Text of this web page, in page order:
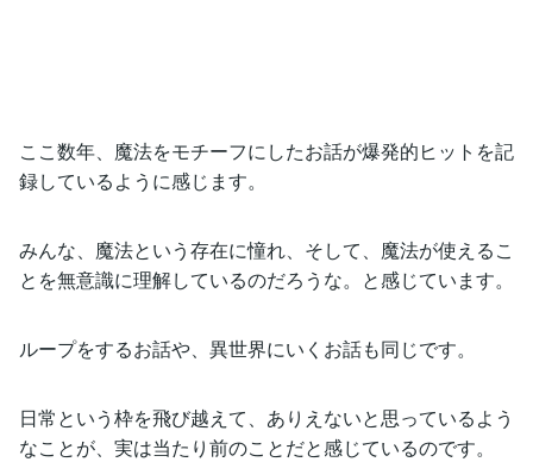
ここ数年、魔法をモチーフにしたお話が爆発的ヒットを記
録しているように感じます。
みんな、魔法という存在に憧れ、そして、魔法が使えるこ
とを無意識に理解しているのだろうな。と感じています。
ループをするお話や、異世界にいくお話も同じです。
日常という枠を飛び越えて、ありえないと思っているよう
なことが、実は当たり前のことだと感じているのです。